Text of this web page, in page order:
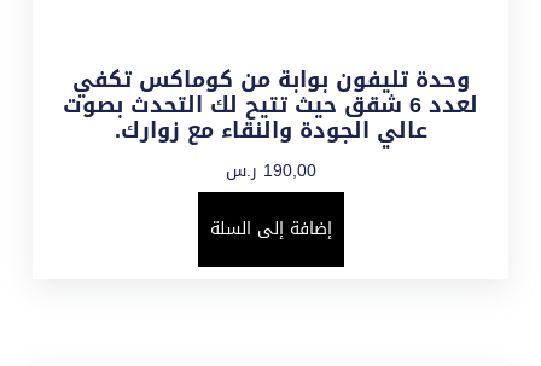
وحدة تليفون بوابة من كوماكس تكفي
لعدد 6 شقق حيث تتيح لك التحدث بصوت
عالي الجودة والنقاء مع زوارك.
190,00 ر.س
إضافة إلى السلة